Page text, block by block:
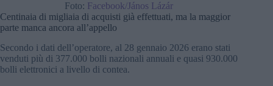
Foto: Facebook/János Lázár
Centinaia di migliaia di acquisti già effettuati, ma la maggior
parte manca ancora all’appello
Secondo i dati dell’operatore, al 28 gennaio 2026 erano stati
venduti più di 377.000 bolli nazionali annuali e quasi 930.000
bolli elettronici a livello di contea.